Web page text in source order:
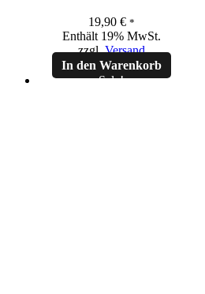
19,90 € *
Enthält 19% MwSt.
zzgl.Versand
In den Warenkorb
Sale!